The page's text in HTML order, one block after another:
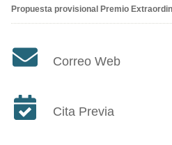
Propuesta provisional Premio
Correo Web
Cita Previa